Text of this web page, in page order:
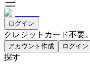
ログイン
クレジットカード不要
アカウント作成 ログイン
探す